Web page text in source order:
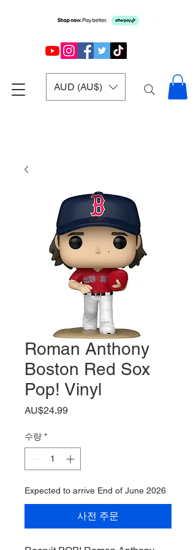
AUD (AU$)
Roman Anthony
Boston Red Sox
Pop! Vinyl
AU$24.99가
수량 *
Expected to arrive End of June 2026
사전 주문